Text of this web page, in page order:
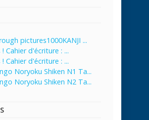
pictures1000KANJI ...
Cahier d'écriture : ...
Cahier d'écriture : ...
Noryoku Shiken N1 Ta...
Noryoku Shiken N2 Ta...